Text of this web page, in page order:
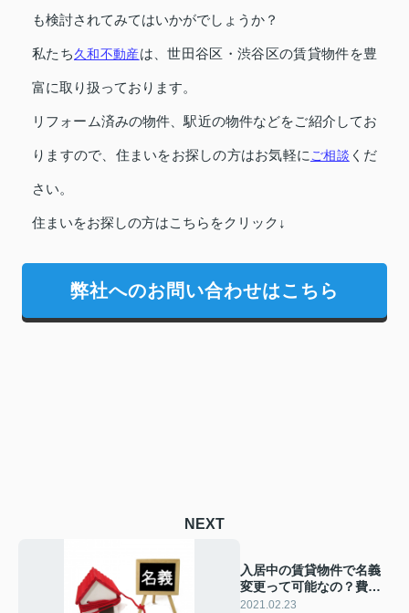
も検討されてみてはいかがでしょうか？
私たち久和不動産は、世田谷区・渋谷区の賃貸物件を豊
富に取り扱っております。
リフォーム済みの物件、駅近の物件などをご紹介してお
りますので、住まいをお探しの方はお気軽に ご相談 くだ
さい。
住まいをお探しの方はこちらをクリック↓
弊社へのお問い合わせはこちら
NEXT
入居中の賃貸物件で名義
変更って可能なの？費用
や手続きの流れなど
2021.02.23